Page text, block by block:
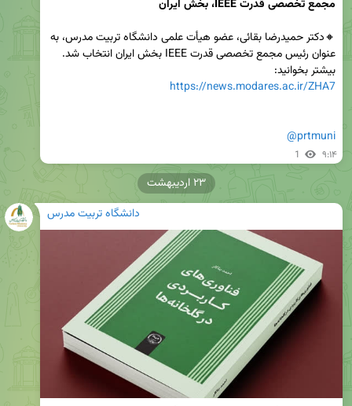
مجمع تخصصی قدرت IEEE، بخش ایران
بیشتر بخوانید:
https://news.modares.ac.ir/ZHA7
@prtmuni
1 ۹:۱۴
دانشگاه تربیت مدرس
۲۳ اردیبهشت